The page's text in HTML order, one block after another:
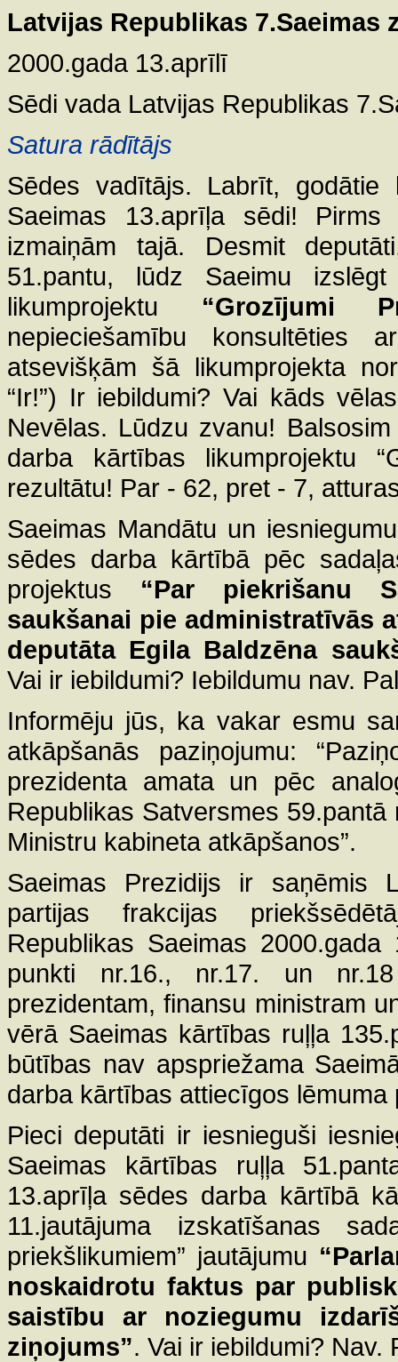
Latvijas Republikas 7.Saeimas
2000.gada 13.aprīlī
Sēdi vada Latvijas Republikas
Satura rādītājs
Sēdes vadītājs. Labrīt, godātie
Saeimas 13.aprīļa sēdi!
izmaiņām tajā. Desmit
51.pantu, lūdz Saeimu
likumprojektu “Grozījumi
nepieciešamību konsultēties
atsevišķām šā likumprojekta
“Ir!”) Ir iebildumi? Vai kāds
Nevēlas. Lūdzu zvanu!
darba kārtības likumprojektu
rezultātu! Par - 62, pret - 7,
Saeimas Mandātu un
sēdes darba kārtībā pēc
projektus “Par piekrišanu
saukšanai pie administratīvās
deputāta Egila Baldzēna
Vai ir iebildumi? Iebildumu nav.
Informēju jūs, ka vakar esmu
atkāpšanās paziņojumu:
prezidenta amata un pēc
Republikas Satversmes
Ministru kabineta atkāpšanos”.
Saeimas Prezidijs ir saņēmis
partijas frakcijas
Republikas Saeimas
punkti nr.16., nr.17. un
prezidentam, finansu ministram
vērā Saeimas kārtības ruļļa
būtības nav apspriežama
darba kārtības attiecīgos lēmuma
Pieci deputāti ir iesnieguši
Saeimas kārtības ruļļa
13.aprīļa sēdes darba kārtībā
11.jautājuma izskatīšanas
priekšlikumiem” jautājumu
noskaidrotu faktus par
saistību ar noziegumu
ziņojums”. Vai ir iebildumi? Nav.